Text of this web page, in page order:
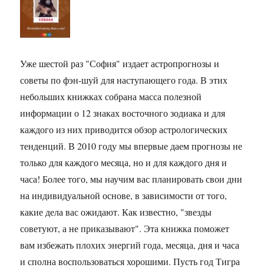
Уже шестой раз "София" издает астропрогнозы и
советы по фэн-шуй для наступающего года. В этих
небольших книжках собрана масса полезной
информации о 12 знаках восточного зодиака и для
каждого из них приводится обзор астрологических
тенденций. В 2010 году мы впервые даем прогнозы не
только для каждого месяца, но и для каждого дня и
часа! Более того, мы научим вас планировать свои дни
на индивидуальной основе, в зависимости от того,
какие дела вас ожидают. Как известно, "звезды
советуют, а не приказывают". Эта книжка поможет
вам избежать плохих энергий года, месяца, дня и часа
и сполна воспользоваться хорошими. Пусть год Тигра